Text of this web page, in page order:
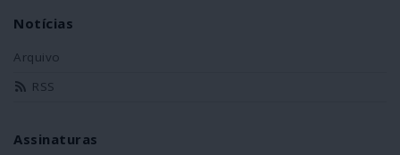
Notícias
Arquivo
RSS
Assinaturas